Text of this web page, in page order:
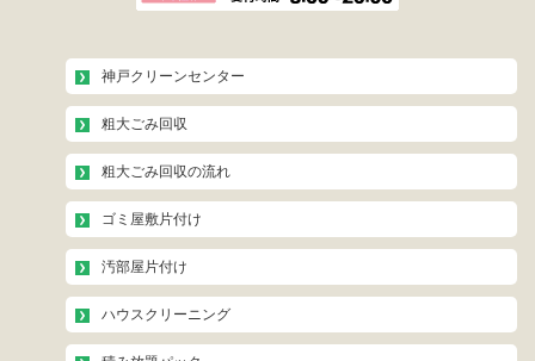
神戸クリーンセンター
粗大ごみ回収
粗大ごみ回収の流れ
ゴミ屋敷片付け
汚部屋片付け
ハウスクリーニング